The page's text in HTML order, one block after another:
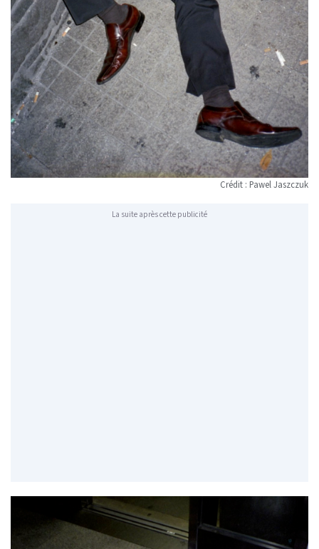
Crédit : Pawel Jaszczuk
La suite après cette publicité